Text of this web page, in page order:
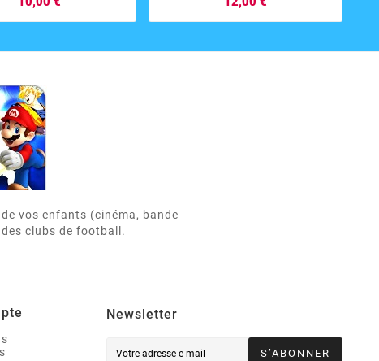
vos enfants (cinéma, bande
clubs de football.
Newsletter
S’ABONNER